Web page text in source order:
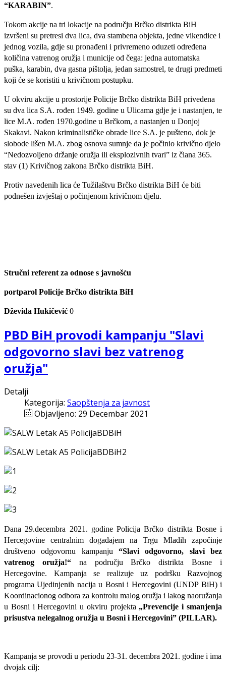
“KARABIN”.
Tokom akcije na tri lokacije na području Brčko distrikta BiH
izvršeni su pretresi dva lica, dva stambena objekta, jedne vikendice i
jednog vozila, gdje su pronađeni i privremeno oduzeti određena
količina vatrenog oružja i municije od čega: jedna automatska
puška, karabin, dva gasna pištolja, jedan samostrel, te drugi predmeti
koji će se koristiti u krivičnom postupku.
U okviru akcije u prostorije Policije Brčko distrikta BiH privedena
su dva lica S.A. rođen 1949. godine u Ulicama gdje je i nastanjen, te
lice M.A. rođen 1970.godine u Brčkom, a nastanjen u Donjoj
Skakavi. Nakon kriminalističke obrade lice S.A. je pušteno, dok je
slobode lišen M.A. zbog osnova sumnje da je počinio krivično djelo
“Nedozvoljeno držanje oružja ili eksplozivnih tvari” iz člana 365.
stav (1) Krivičnog zakona Brčko distrikta BiH.
Protiv navedenih lica će Tužilaštvu Brčko distrikta BiH će biti
podnešen izvještaj o počinjenom krivičnom djelu.
Stručni referent za odnose s javnošću
portparol Policije Brčko distrikta BiH
Dževida Hukičević 0
PBD BiH provodi kampanju "Slavi
odgovorno slavi bez vatrenog
oružja"
Detalji
Kategorija: Saopštenja za javnost
Objavljeno: 29 Decembar 2021
Dana 29.decembra 2021. godine Policija Brčko distrikta Bosne i
Hercegovine centralnim događajem na Trgu Mladih započinje
društveno odgovornu kampanju “Slavi odgovorno, slavi bez
vatrenog oružja!“na područjuBrčko distrikta Bosne i
Hercegovine. Kampanja se realizuje uz podršku Razvojnog
programa Ujedinjenih nacija u Bosni i Hercegovini (UNDP BiH) i
Koordinacionog odbora za kontrolu malog oružja i lakog naoružanja
u Bosni i Hercegovini u okviru projekta „Prevencije i smanjenja
prisustva nelegalnog oružja u Bosni i Hercegovini” (PILLAR).
Kampanja se provodi u periodu 23-31. decembra 2021. godine i ima
dvojak cilj: